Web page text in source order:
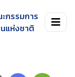
กรรมการ
แห่งชาติ